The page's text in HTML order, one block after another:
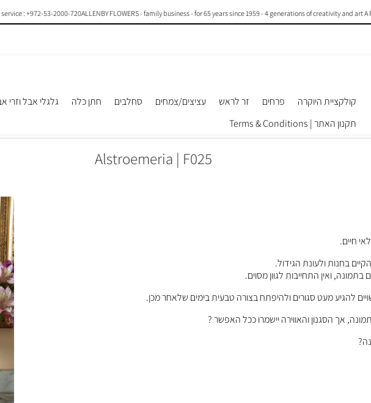
ALLENBY FLOWERS - family business - for 65 years since 1959 - 4 generations of creativity and art A
: +972-53-2000-720
קולקציית היוקרה פרחים זר לראש עציצים/צמחים סחלבים חתן כלה גלגלי אבל וזרי
תקנון האתר | Terms & Conditions
Alstroemeria | F025
חיים.
בחנות ולעונת הגידול.
בתמונה, ואין התחייבות לגוון מסוים.
להגיע מעט סגורים ולהיפתח בצורה טבעית בימים שלאחר מכן.
אך הסגנון והאווירה יישמרו ככל האפשר ?